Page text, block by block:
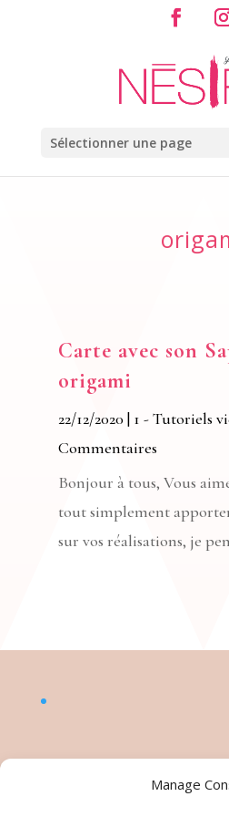
Manage
Sélectionner une page
Carte avec son
origami
22/12/2020| 1 - Tutoriels
Commentaires
Bonjour à tous, Vous
tout simplement
sur vos réalisations, je